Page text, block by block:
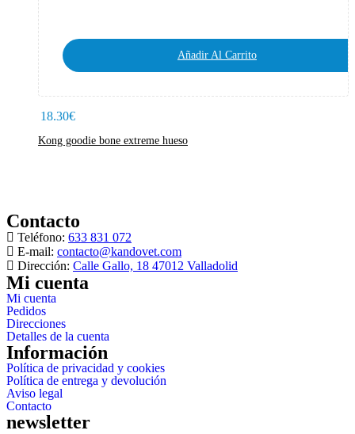
Añadir Al Carrito
18.30€
Kong goodie bone extreme hueso
Contacto
Teléfono: 633 831 072
E-mail: contacto@kandovet.com
Dirección: Calle Gallo, 18 47012 Valladolid
Mi cuenta
Mi cuenta
Pedidos
Direcciones
Detalles de la cuenta
Información
Política de privacidad y cookies
Política de entrega y devolución
Aviso legal
Contacto
newsletter